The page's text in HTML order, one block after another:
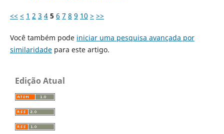
<< < 1 2 3 4 5 6 7 8 9 10 > >>
Você também pode iniciar uma pesquisa avançada por
similaridadepara este artigo.
Edição Atual